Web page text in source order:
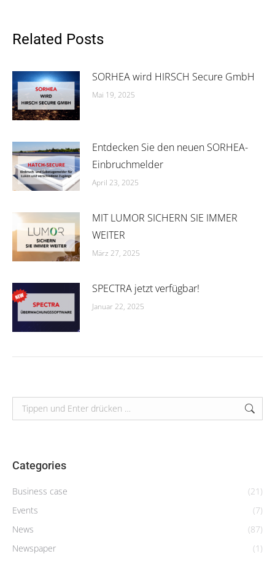
Related Posts
SORHEA wird HIRSCH Secure GmbH
Mai 19, 2025
Entdecken Sie den neuen SORHEA-
Einbruchmelder
April 23, 2025
MIT LUMOR SICHERN SIE IMMER
WEITER
März 27, 2025
SPECTRA jetzt verfügbar!
Januar 22, 2025
Search:
Categories
Business case
(21)
Events
(7)
News
(87)
Newspaper
(1)